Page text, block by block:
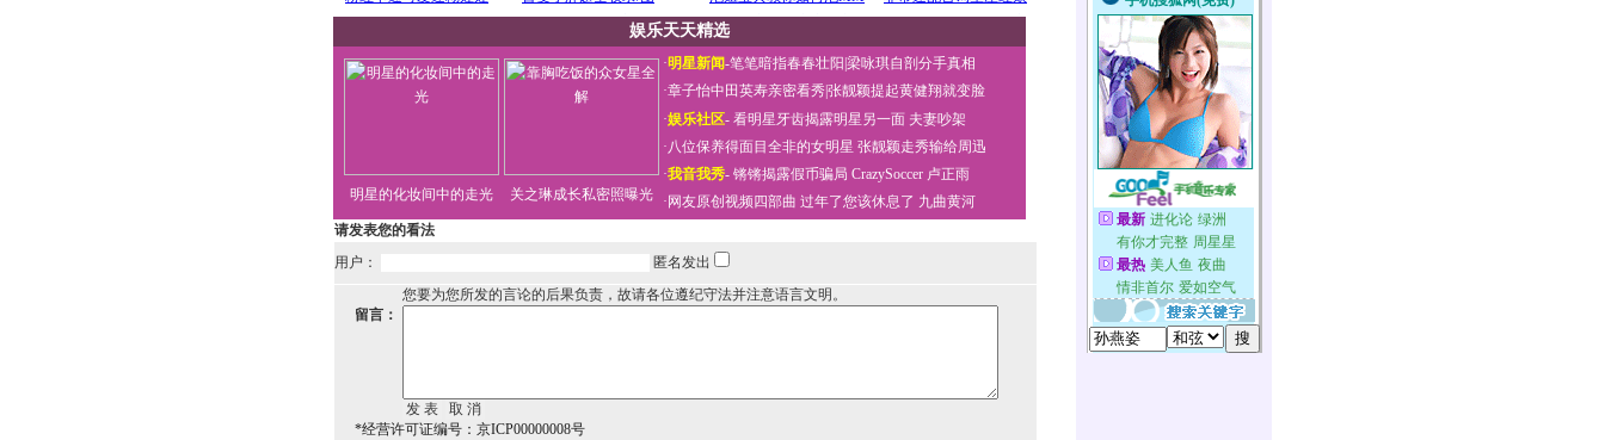
娱乐天天精选
明星的化妆间中的走光 关之琳成长私密照曝光
·明星新闻-笔笔暗指春春壮阳 梁咏琪自剖分手真相
·章子怡中田英寿亲密看秀张靓颖提起黄健翔就变脸
·娱乐社区- 看明星牙齿揭露明星另一面 夫妻吵架
·八位保养得面目全非的女明星 张靓颖走秀输给周迅
·我音我秀- 锵锵揭露假币骗局 CrazySoccer 卢正雨
· 网友原创视频四部曲 过年了您该休息了 九曲黄河
请发表您的看法
用户：
匿名发出
您要为您所发的言论的后果负责，故请各位遵纪守法并注意语言文明。
留言：
*经营许可证编号：京ICP00000008号